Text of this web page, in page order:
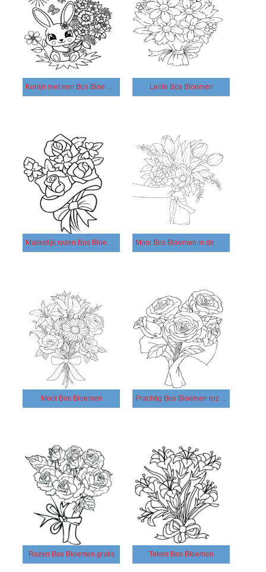
Konijn met een Bos Bloemen Lente Bos Bloemen
Makkelijk rozen Bos Bloemen Mooi Bos Bloemen in de hand
Mooi Bos Bloemen Prachtig Bos Bloemen rozen
Rozen Bos Bloemen gratis Teken Bos Bloemen